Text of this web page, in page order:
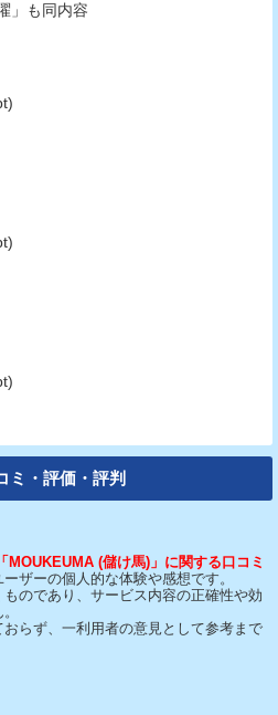
」も同内容
ミ・評価・評判
「MOUKEUMA (儲け馬)」に関する口コミ
ザーの個人的な体験や感想です。
のであり、サービス内容の正確性や効
らず、一利用者の意見として参考まで